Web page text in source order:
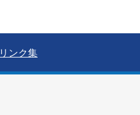
リンク集